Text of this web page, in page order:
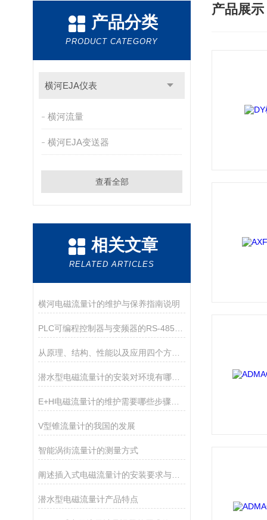
产品分类
PRODUCT CATEGORY
横河EJA仪表
横河流量
横河EJA变送器
查看全部
相关文章
RELATED ARTICLES
横河电磁流量计的维护与保养指南说明
从原理、结构、性能以及应用四个方面介绍横河浮子流量计
潜水型电磁流量计的安装对环境有哪些要求
V型锥流量计的我国的发展
智能涡街流量计的测量方式
阐述插入式电磁流量计的安装要求与选型
潜水型电磁流量计产品特点
产品展示